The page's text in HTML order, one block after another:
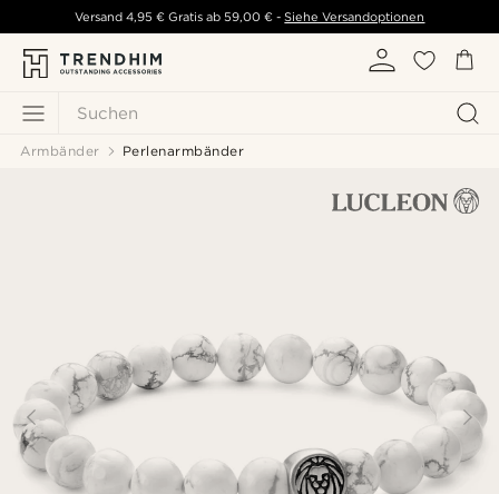
Suchen
Versand 4,95 € Gratis ab 59,00 € - Siehe Versandoptionen
Armbänder Perlenarmbänder